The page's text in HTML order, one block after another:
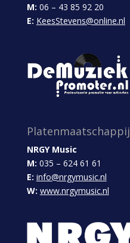
M: 06 – 43 85 92 20
E: KeesStevens@online.nl
Platenmaatschappij
NRGY Music
M: 035 – 624 61 61
E: info@nrgymusic.nl
W: www.nrgymusic.nl